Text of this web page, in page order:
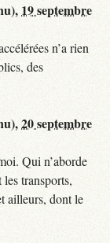
19 septembre
n’a rien
des
20 septembre
Qui n’aborde
transports,
ailleurs, dont le